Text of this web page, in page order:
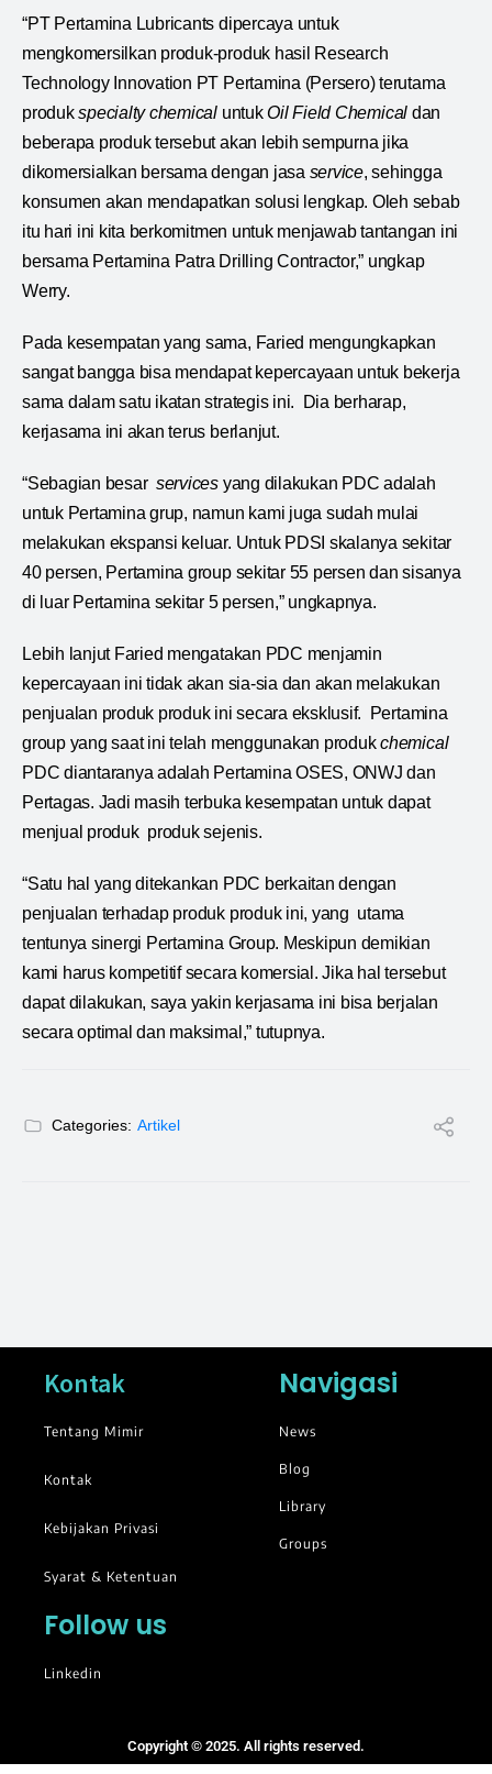
“PT Pertamina Lubricants dipercaya untuk
mengkomersilkan produk-produk hasil Research
Technology Innovation PT Pertamina (Persero) terutama
produkspecialty chemical untukOil Field Chemical dan
beberapa produk tersebut akan lebih sempurna jika
dikomersialkan bersama dengan jasa service, sehingga
konsumen akan mendapatkan solusi lengkap. Oleh sebab
itu hari ini kita berkomitmen untuk menjawab tantangan ini
bersama Pertamina Patra Drilling Contractor,” ungkap
Werry.
Pada kesempatan yang sama, Faried mengungkapkan
sangat bangga bisa mendapat kepercayaan untuk bekerja
sama dalam satu ikatan strategis ini. Dia berharap,
kerjasama ini akan terus berlanjut.
“Sebagian besar services yang dilakukan PDC adalah
untuk Pertamina grup, namun kami juga sudah mulai
melakukan ekspansi keluar. Untuk PDSI skalanya sekitar
40 persen, Pertamina group sekitar 55 persen dan sisanya
di luar Pertamina sekitar 5 persen,” ungkapnya.
Lebih lanjut Faried mengatakan PDC menjamin
kepercayaan ini tidak akan sia-sia dan akan melakukan
penjualan produk produk ini secara eksklusif. Pertamina
group yang saat ini telah menggunakan produkchemical
PDC diantaranya adalah Pertamina OSES, ONWJ dan
Pertagas. Jadi masih terbuka kesempatan untuk dapat
menjual produk produk sejenis.
“Satu hal yang ditekankan PDC berkaitan dengan
penjualan terhadap produk produk ini, yang utama
tentunya sinergi Pertamina Group. Meskipun demikian
kami harus kompetitif secara komersial. Jika hal tersebut
dapat dilakukan, saya yakin kerjasama ini bisa berjalan
secara optimal dan maksimal,” tutupnya.
Categories: Artikel
Kontak
Tentang Mimir
Kontak
Kebijakan Privasi
Syarat & Ketentuan
Navigasi
News
Blog
Library
Groups
Follow us
Linkedin
Copyright © 2025. All rights reserved.